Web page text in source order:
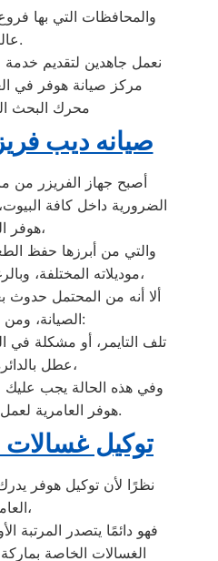
والمحافظات التي بها
عالية.
نعمل جاهدين لتقديم خدمة
مركز صيانة هوفر في
محرك البحث
صيانه ديب
الضرورية داخل كافة
هوفر العديدة،
والتي من أبرزها حفظ
موديلاته المختلفة، وبالرغم من مميزاته العديدة،
ألا أنه من المحتمل
الصيانة، ومن هذه الأعطال:
تلف التايمر، أو مشكلة في
عطل بالدائرة الكهربائية،
وفي هذه الحالة يجب عليك
هوفر العامرية لعمل الإصلاحات اللازمة.
توكيل غسالات
العامرية،
فهو دائمًا يتصدر المرتبة
الغسالات الخاصة